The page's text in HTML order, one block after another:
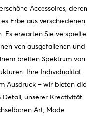
Accessoires, deren
Erbe aus verschiedenen
Es erwarten Sie verspielte
von ausgefallenen und
breiten Spektrum von
Ihre Individualität
Ausdruck – wir bieten die
Detail, unserer Kreativität
Art, Mode